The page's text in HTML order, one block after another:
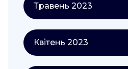
Травень 2023
Квітень 2023